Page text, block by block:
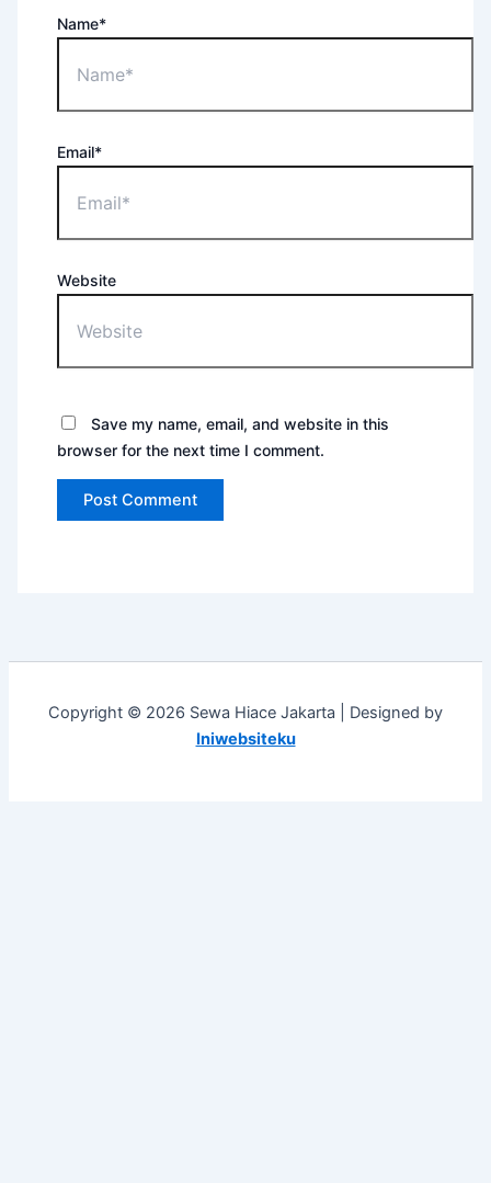
Name*
Email*
Website
Save my name, email, and website in this
browser for the next time I comment.
Copyright © 2026 Sewa Hiace Jakarta | Designed by
Iniwebsiteku